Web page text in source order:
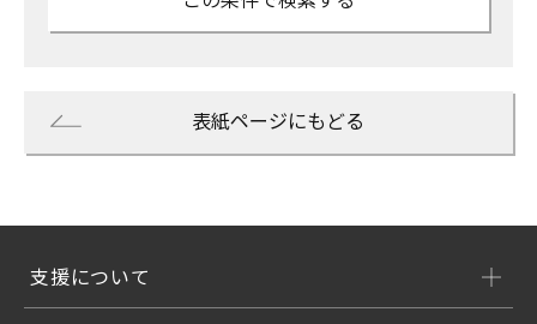
表紙ページにもどる
支援について